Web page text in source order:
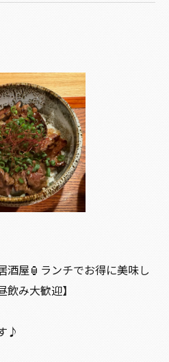
酒屋🏮ランチでお得に美味し
み大歓迎】
♪